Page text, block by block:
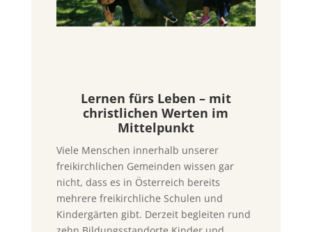
Lernen fürs Leben – mit
christlichen Werten im
Mittelpunkt
Viele Menschen innerhalb unserer
freikirchlichen Gemeinden wissen gar
nicht, dass es in Österreich bereits
mehrere freikirchliche Schulen und
Kindergärten gibt. Derzeit begleiten rund